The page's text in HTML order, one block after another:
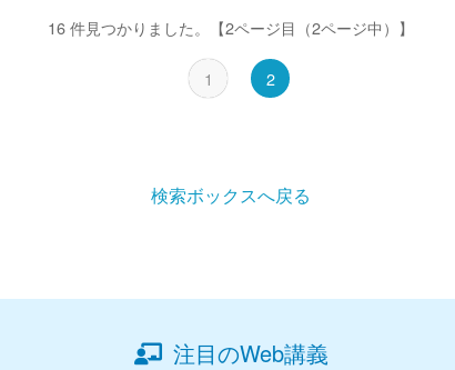
16 件見つかりました。 【2ページ目（2ページ中）】
1 2
検索ボックスへ戻る
注目のWeb講義